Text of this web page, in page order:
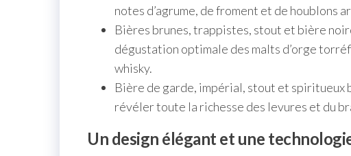
notes d’agrume, de froment et de houblons
Bières brunes, trappistes, stout et bière
dégustation optimale des malts d’orge
whisky.
Bière de garde, impérial, stout et spiritueux
révéler toute la richesse des levures et du
Un design élégant et une